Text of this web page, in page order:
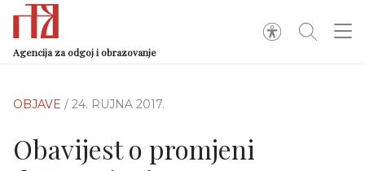
Agencija za odgoj i obrazovanje
OBJAVE / 24. RUJNA 2017.
Obavijest o promjeni